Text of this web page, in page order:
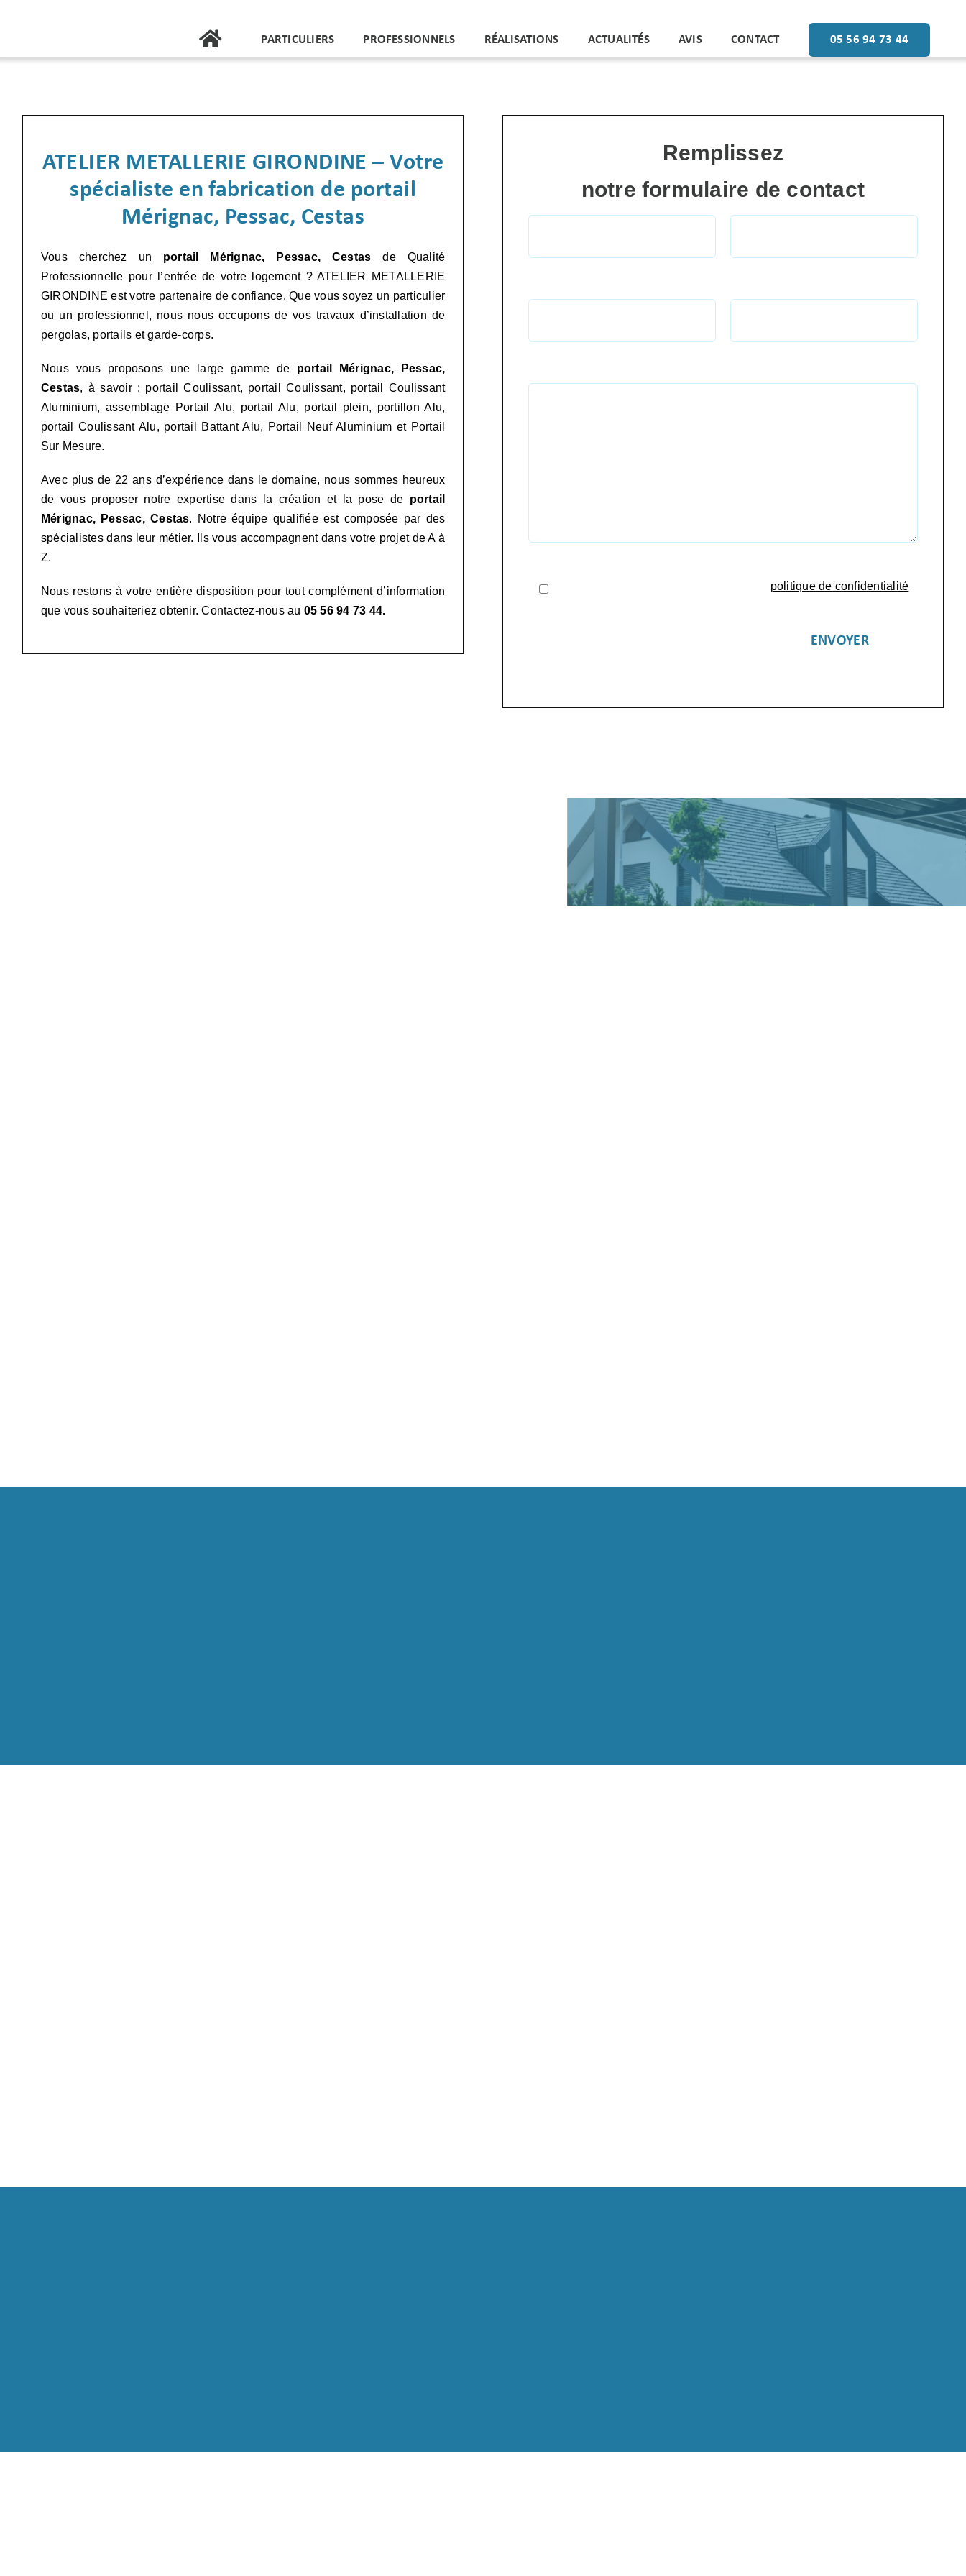
PARTICULIERS PROFESSIONNELS RÉALISATIONS ACTUALITÉS AVIS CONTACT 05 56 94 73 44
ATELIER METALLERIE GIRONDINE – Votre
spécialiste en fabrication de portail
Mérignac, Pessac, Cestas
Vous cherchez un portail Mérignac, Pessac, Cestas de Qualité
Professionnelle pour l’entrée de votre logement ? ATELIER METALLERIE
GIRONDINE est votre partenaire de confiance. Que vous soyez un particulier
ou un professionnel, nous nous occupons de vos travaux d’installation de
pergolas, portails et garde-corps.
Nous vous proposons une large gamme de portail
Mérignac, Pessac,
Cestas, à savoir : portail Coulissant, portail Coulissant, portail Coulissant
Aluminium, assemblage Portail Alu, portail Alu, portail plein, portillon Alu,
portail Coulissant Alu, portail Battant Alu, Portail Neuf Aluminium et Portail
Sur Mesure.
Avec plus de 22 ans d’expérience dans le domaine, nous sommes heureux
de vous proposer notre expertise dans la création et la pose de portail
Mérignac, Pessac, Cestas. Notre équipe qualifiée est composée par des
spécialistes dans leur métier. Ils vous accompagnent dans votre projet de A à
Z.
Nous restons à votre entière disposition pour tout complément d’information
que vous souhaiteriez obtenir. Contactez-nous au 05 56 94 73 44.
Remplissez
notre formulaire de contact
politique de confidentialité